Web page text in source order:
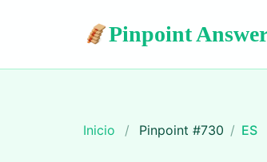
Pinpoint
Inicio / Pinpoint #730 / ES